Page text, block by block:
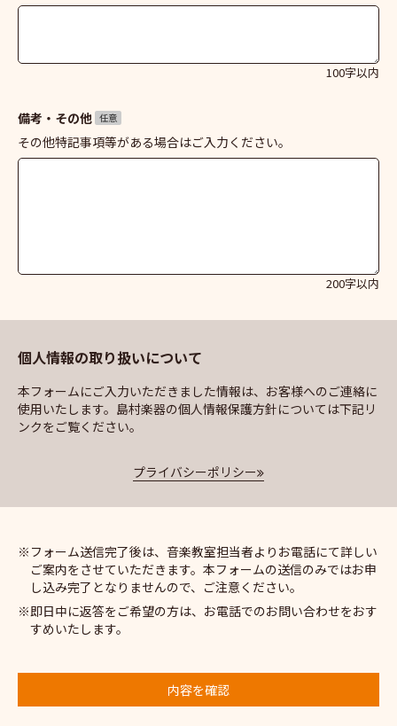
100字以内
備考・その他 任意
その他特記事項等がある場合はご入力ください。
200字以内
個人情報の取り扱いについて
本フォームにご入力いただきました情報は、お客様へのご連絡に
使用いたします。島村楽器の個人情報保護方針については下記リ
ンクをご覧ください。
プライバシーポリシー
フォーム送信完了後は、音楽教室担当者よりお電話にて詳しい
ご案内をさせていただきます。本フォームの送信のみではお申
し込み完了となりませんので、ご注意ください。
即日中に返答をご希望の方は、お電話でのお問い合わせをおす
すめいたします。
内容を確認